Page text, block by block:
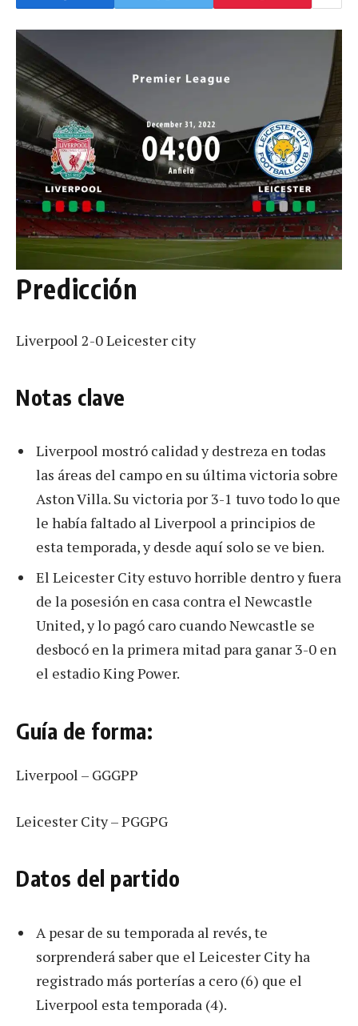
Predicción
Liverpool 2-0 Leicester city
Notas clave
Liverpool mostró calidad y destreza en todas
las áreas del campo en su última victoria sobre
Aston Villa. Su victoria por 3-1 tuvo todo lo que
le había faltado al Liverpool a principios de
esta temporada, y desde aquí solo se ve bien.
El Leicester City estuvo horrible dentro y fuera
de la posesión en casa contra el Newcastle
United, y lo pagó caro cuando Newcastle se
desbocó en la primera mitad para ganar 3-0 en
el estadio King Power.
Guía de forma:
Liverpool – GGGPP
Leicester City – PGGPG
Datos del partido
A pesar de su temporada al revés, te
sorprenderá saber que el Leicester City ha
registrado más porterías a cero (6) que el
Liverpool esta temporada (4).